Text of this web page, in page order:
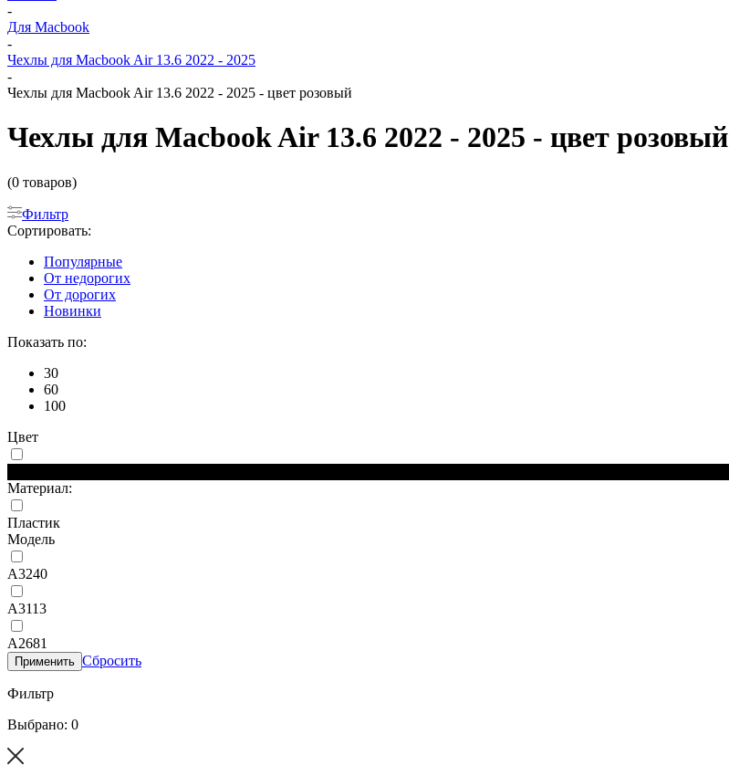
-
Для Macbook
-
Чехлы для Macbook Air 13.6 2022 - 2025
-
Чехлы для Macbook Air 13.6 2022 - 2025 - цвет розовый
Чехлы для Macbook Air 13.6 2022 - 2025 - цвет розовый
(0 товаров)
Фильтр
Сортировать:
Популярные
От недорогих
От дорогих
Новинки
Показать по:
30
60
100
Цвет
Материал:
Пластик
Модель
A3240
A3113
A2681
Применить Сбросить
Фильтр
Выбрано: 0